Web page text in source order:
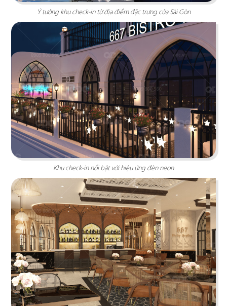
Chi tiết
KOI THÉ
QDC rất hân hạnh khi được đồng hành cùng chủ
đầu tư cho dự án tổng thầu thi công chi nhánh
KOI Thé đầu tiên tại Biên Hòa, Đồng Nai.
Chi tiết
Ý tưởng khu check-in từ địa điểm đặc trưng của Sài Gòn
Khu check-in nổi bật với hiệu ứng đèn neon